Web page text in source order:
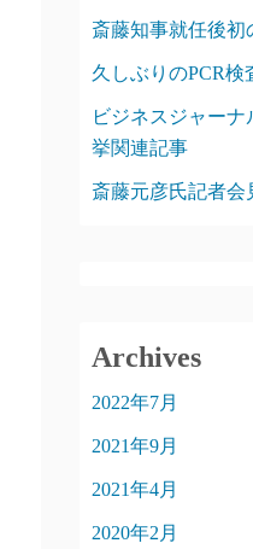
斎藤知事就任後初
久しぶりのPCR検
ビジネスジャー
挙関連記事
斎藤元彦氏記者会
Archives
2022年7月
2021年9月
2021年4月
2020年2月